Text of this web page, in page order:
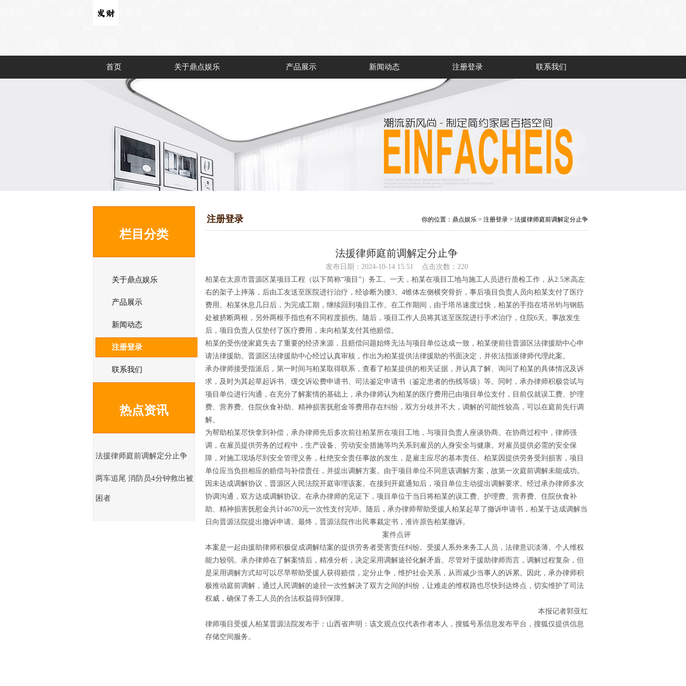
首页 关于鼎点娱乐 产品展示 新闻动态 注册登录 联系我们
栏目分类
关于鼎点娱乐
产品展示
新闻动态
注册登录
联系我们
热点资讯
法援律师庭前调解定分止争
两车追尾 消防员4分钟救出被
困者
注册登录 你的位置： 鼎点娱乐 > 注册登录 > 法援律师庭前调解定分止争
法援律师庭前调解定分止争
发布日期：2024-10-14 15:51 点击次数：220
柏某在太原市晋源区某项目工程（以下简称“项目”）务工。一天，柏某在项目工地与施工人员进行质检工作，从2.5米高左
右的架子上摔落，后由工友送至医院进行治疗，经诊断为腰3、4锥体左侧横突骨折，事后项目负责人员向柏某支付了医疗
费用。柏某休息几日后，为完成工期，继续回到项目工作。在工作期间，由于塔吊速度过快，柏某的手指在塔吊钧与钢筋
处被挤断两根，另外两根手指也有不同程度损伤。随后，项目工作人员将其送至医院进行手术治疗，住院6天。事故发生
后，项目负责人仅垫付了医疗费用，未向柏某支付其他赔偿。
柏某的受伤使家庭失去了重要的经济来源，且赔偿问题始终无法与项目单位达成一致，柏某便前往晋源区法律援助中心申
请法律援助。晋源区法律援助中心经过认真审核，作出为柏某提供法律援助的书面决定，并依法指派律师代理此案。
承办律师接受指派后，第一时间与柏某取得联系，查看了柏某提供的相关证据，并认真了解、询问了柏某的具体情况及诉
求，及时为其起草起诉书、缓交诉讼费申请书、司法鉴定申请书（鉴定患者的伤残等级）等。同时，承办律师积极尝试与
项目单位进行沟通，在充分了解案情的基础上，承办律师认为柏某的医疗费用已由项目单位支付，目前仅就误工费、护理
费、营养费、住院伙食补助、精神损害抚慰金等费用存在纠纷，双方分歧并不大，调解的可能性较高，可以在庭前先行调
解。
为帮助柏某尽快拿到补偿，承办律师先后多次前往柏某所在项目工地，与项目负责人座谈协商。在协商过程中，律师强
调，在雇员提供劳务的过程中，生产设备、劳动安全措施等均关系到雇员的人身安全与健康。对雇员提供必需的安全保
障，对施工现场尽到安全管理义务，杜绝安全责任事故的发生，是雇主应尽的基本责任。柏某因提供劳务受到损害，项目
单位应当负担相应的赔偿与补偿责任，并提出调解方案。由于项目单位不同意该调解方案，故第一次庭前调解未能成功。
因未达成调解协议，晋源区人民法院开庭审理该案。在接到开庭通知后，项目单位主动提出调解要求。经过承办律师多次
协调沟通，双方达成调解协议。在承办律师的见证下，项目单位于当日将柏某的误工费、护理费、营养费、住院伙食补
助、精神损害抚慰金共计46700元一次性支付完毕。随后，承办律师帮助受援人柏某起草了撤诉申请书，柏某于达成调解当
日向晋源法院提出撤诉申请。最终，晋源法院作出民事裁定书，准许原告柏某撤诉。
案件点评
本案是一起由援助律师积极促成调解结案的提供劳务者受害责任纠纷。受援人系外来务工人员，法律意识淡薄、个人维权
能力较弱。承办律师在了解案情后，精准分析，决定采用调解途径化解矛盾。尽管对于援助律师而言，调解过程复杂，但
是采用调解方式却可以尽早帮助受援人获得赔偿，定分止争，维护社会关系，从而减少当事人的诉累。因此，承办律师积
极推动庭前调解，通过人民调解的途径一次性解决了双方之间的纠纷，让难走的维权路也尽快到达终点，切实维护了司法
权威，确保了务工人员的合法权益得到保障。
本报记者郭亚红
律师项目受援人柏某晋源法院发布于：山西省声明：该文观点仅代表作者本人，搜狐号系信息发布平台，搜狐仅提供信息
存储空间服务。